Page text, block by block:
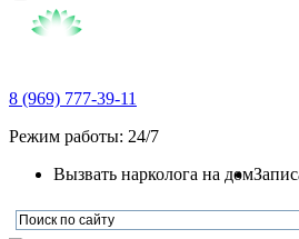
8 (969) 777-39-11
Режим работы: 24/7
Вызвать нарколога на дом